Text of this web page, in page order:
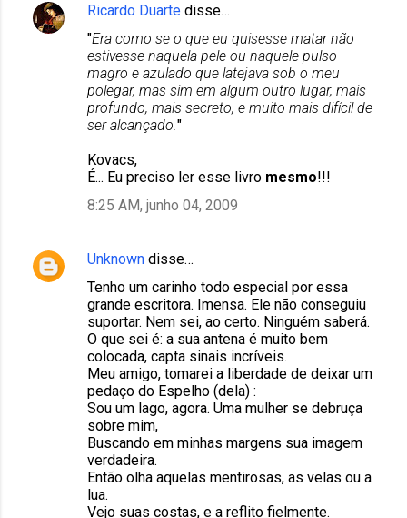
r
Ricardo Duarte disse…
"Era como se o que eu quisesse matar não
estivesse naquela pele ou naquele pulso
magro e azulado que latejava sob o meu
polegar, mas sim em algum outro lugar, mais
profundo, mais secreto, e muito mais difícil de
ser alcançado. "
Kovacs,
É... Eu preciso ler esse livro mesmo!!!
8:25 AM, junho 04, 2009
Unknown disse…
Tenho um carinho todo especial por essa
grande escritora. Imensa. Ele não conseguiu
suportar. Nem sei, ao certo. Ninguém saberá.
O que sei é: a sua antena é muito bem
colocada, capta sinais incríveis.
Meu amigo, tomarei a liberdade de deixar um
pedaço do Espelho (dela) :
Sou um lago, agora. Uma mulher se debruça
sobre mim,
Buscando em minhas margens sua imagem
verdadeira.
Então olha aquelas mentirosas, as velas ou a
lua.
Vejo suas costas, e a reflito fielmente.